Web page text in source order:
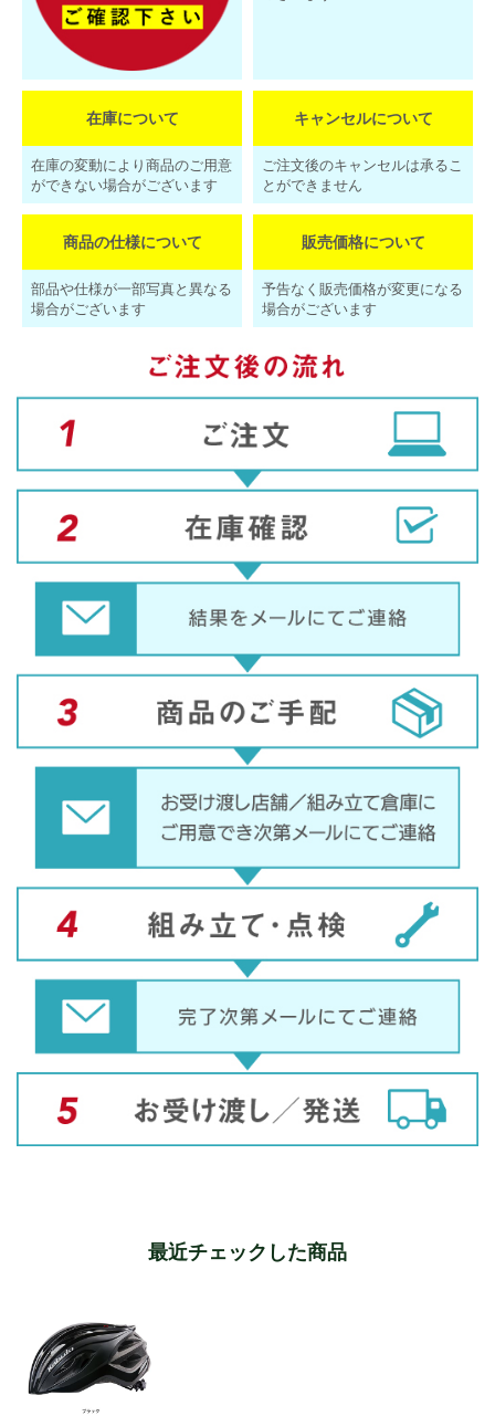
在庫について
在庫の変動により商品のご用意
ができない場合がございます
キャンセルについて
ご注文後のキャンセルは承るこ
とができません
商品の仕様について
部品や仕様が一部写真と異なる
場合がございます
販売価格について
予告なく販売価格が変更になる
場合がございます
最近チェックした商品